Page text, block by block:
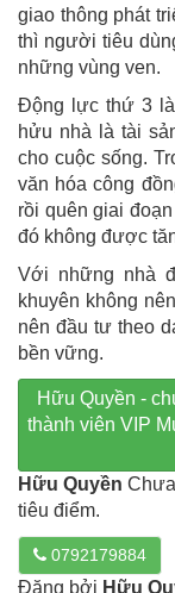
giao thông phát
thì người tiêu
những vùng ven.
Động lực thứ 3
hửu nhà là tài
cho cuộc sống.
văn hóa công
rồi quên giai
đó không được
Với những nhà
khuyên không
nên đầu tư theo
bền vững.
Hữu Quyền -
thành viên VIP
Hữu Quyền
tiêu điểm.
0792179884
Đăng bởi Hữu